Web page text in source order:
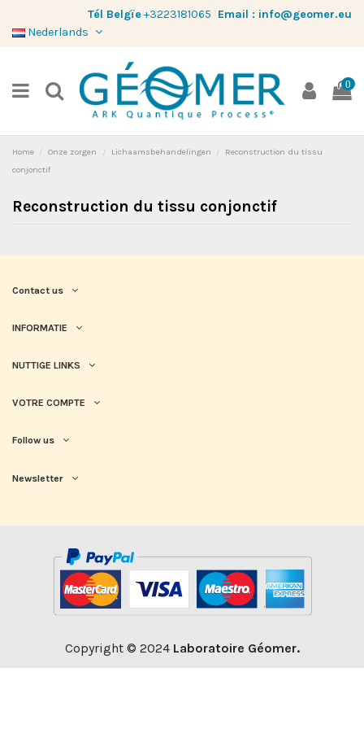
Tél Belgïe+3223181065 Email : info@geomer.eu
Nederlands
0
Home Onze zorgen Lichaamsbehandelingen
Reconstruction du tissu
conjonctif
Reconstruction du tissu conjonctif
Contact us
INFORMATIE
NUTTIGE LINKS
VOTRE COMPTE
Follow us
Newsletter
Copyright © 2024 Laboratoire Géomer.